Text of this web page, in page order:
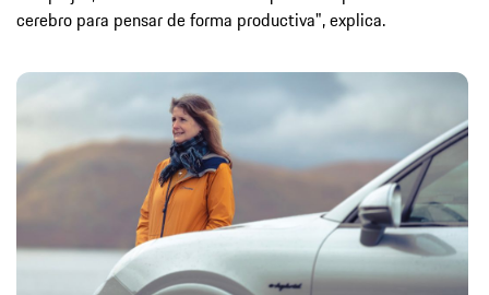
cerebro para pensar de forma productiva", explica.